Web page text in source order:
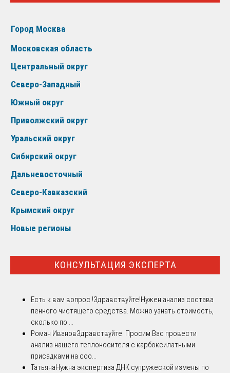
Город Москва
Московская область
Центральный округ
Северо-Западный
Южный округ
Приволжский округ
Уральский округ
Сибирский округ
Дальневосточный
Северо-Кавказский
Крымский округ
Новые регионы
КОНСУЛЬТАЦИЯ ЭКСПЕРТА
Есть к вам вопрос !Здравствуйте!Нужен анализ состава
пенного чистящего средства. Можно узнать стоимость,
сколько по ...
Роман ИвановЗдравствуйте. Просим Вас провести
анализ нашего теплоносителя с карбоксилатными
присадками на соо...
ТатьянаНужна экспертиза ДНК супружеской измены по